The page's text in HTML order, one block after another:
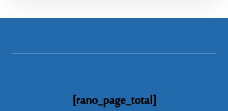
[rano_page_total]